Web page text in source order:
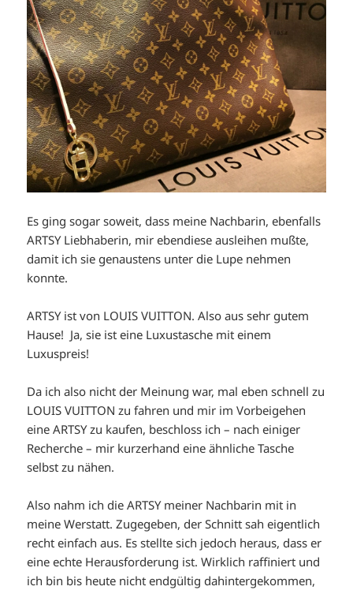
Es ging sogar soweit, dass meine Nachbarin, ebenfalls
ARTSY Liebhaberin, mir ebendiese ausleihen mußte,
damit ich sie genaustens unter die Lupe nehmen
konnte.
ARTSY ist von LOUIS VUITTON. Also aus sehr gutem
Hause! Ja, sie ist eine Luxustasche mit einem
Luxuspreis!
Da ich also nicht der Meinung war, mal eben schnell zu
LOUIS VUITTON zu fahren und mir im Vorbeigehen
eine ARTSY zu kaufen, beschloss ich – nach einiger
Recherche – mir kurzerhand eine ähnliche Tasche
selbst zu nähen.
Also nahm ich die ARTSY meiner Nachbarin mit in
meine Werstatt. Zugegeben, der Schnitt sah eigentlich
recht einfach aus. Es stellte sich jedoch heraus, dass er
eine echte Herausforderung ist. Wirklich raffiniert und
ich bin bis heute nicht endgültig dahintergekommen,